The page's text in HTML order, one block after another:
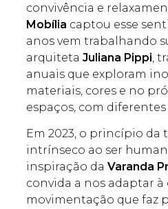
convivência e
Mobília captou esse
anos vem trabalhando
arquitetaJuliana Pippi,
anuais que exploram
materiais, cores e no
espaços, com diferentes
Em 2023, o princípio da
intrínseco ao ser
inspiração daVaranda
convida a nos adaptar
movimentação que faz